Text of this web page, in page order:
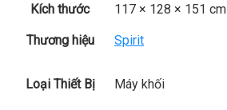
Kích thước
117 × 128 × 151 cm
Thương hiệu Spirit
Loại Thiết Bị Máy khối